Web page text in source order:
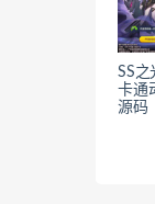
SS之
卡通
源码